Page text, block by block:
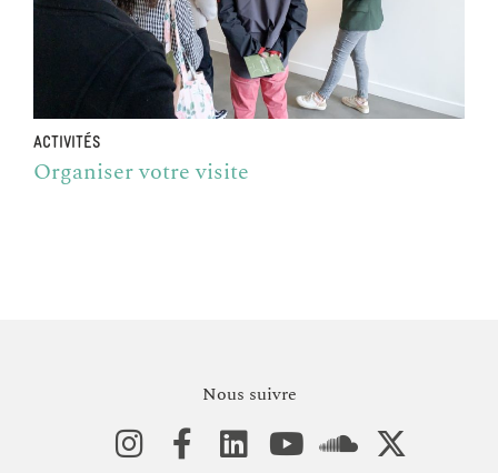
ACTIVITÉS
Organiser votre visite
Nous suivre